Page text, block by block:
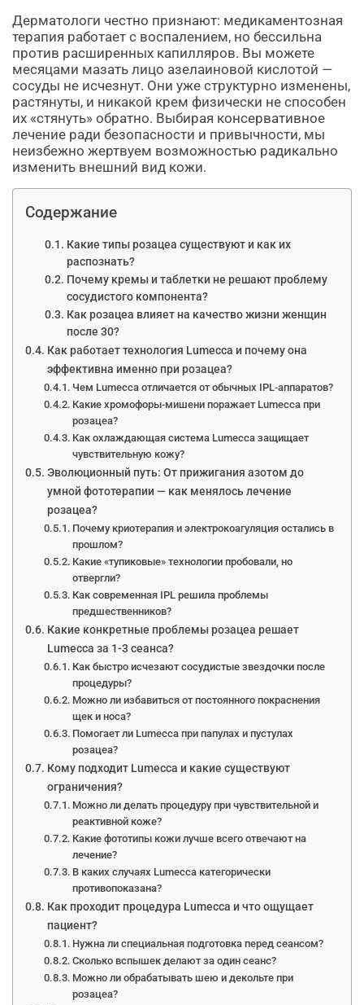
Дерматологи честно признают: медикаментозная
терапия работает с воспалением, но бессильна
против расширенных капилляров. Вы можете
месяцами мазать лицо азелаиновой кислотой —
сосуды не исчезнут. Они уже структурно изменены,
растянуты, и никакой крем физически не способен
их «стянуть» обратно. Выбирая консервативное
лечение ради безопасности и привычности, мы
неизбежно жертвуем возможностью радикально
изменить внешний вид кожи.
Содержание
Какие типы розацеа существуют и как их
распознать?
Почему кремы и таблетки не решают проблему
сосудистого компонента?
Как розацеа влияет на качество жизни женщин
после 30?
Как работает технология Lumecca и почему она
эффективна именно при розацеа?
Чем Lumecca отличается от обычных IPL-аппаратов?
Какие хромофоры-мишени поражает Lumecca при
розацеа?
Как охлаждающая система Lumecca защищает
чувствительную кожу?
Эволюционный путь: От прижигания азотом до
умной фототерапии — как менялось лечение
розацеа?
Почему криотерапия и электрокоагуляция остались в
прошлом?
Какие «тупиковые» технологии пробовали, но
отвергли?
Как современная IPL решила проблемы
предшественников?
Какие конкретные проблемы розацеа решает
Lumecca за 1-3 сеанса?
Как быстро исчезают сосудистые звездочки после
процедуры?
Можно ли избавиться от постоянного покраснения
щек и носа?
Помогает ли Lumecca при папулах и пустулах
розацеа?
Кому подходит Lumecca и какие существуют
ограничения?
Можно ли делать процедуру при чувствительной и
реактивной коже?
Какие фототипы кожи лучше всего отвечают на
лечение?
В каких случаях Lumecca категорически
противопоказана?
Как проходит процедура Lumecca и что ощущает
пациент?
Нужна ли специальная подготовка перед сеансом?
Сколько вспышек делают за один сеанс?
Можно ли обрабатывать шею и декольте при
розацеа?